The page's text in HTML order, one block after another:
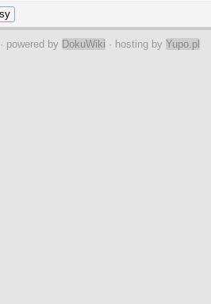
· powered by DokuWiki · hosting by Yupo.pl